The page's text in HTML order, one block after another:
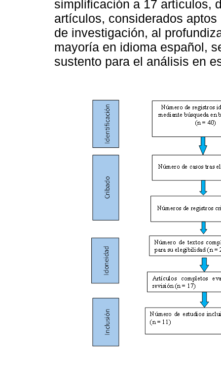
simplificación a 17 artículos,
artículos, considerados
de investigación, al
mayoría en idioma español,
sustento para el análisis en